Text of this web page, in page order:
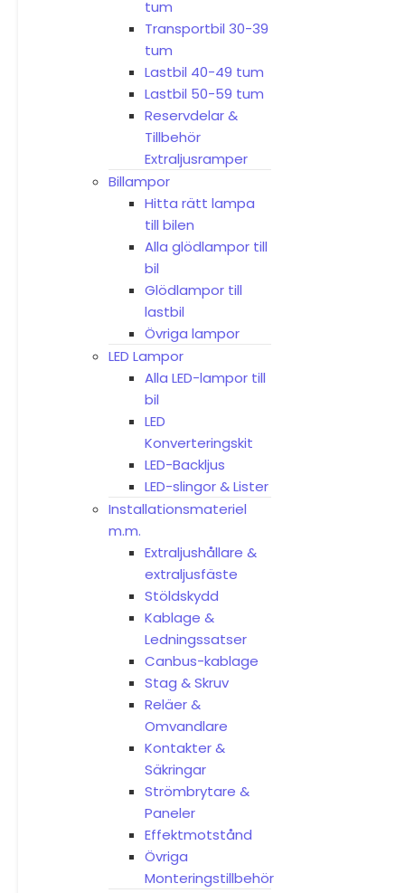
tum
Transportbil 30-39
tum
Lastbil 40-49 tum
Lastbil 50-59 tum
Reservdelar &
Tillbehör
Extraljusramper
Billampor
Hitta rätt lampa
till bilen
Alla glödlampor till
bil
Glödlampor till
lastbil
Övriga lampor
LED Lampor
Alla LED-lampor till
bil
LED
Konverteringskit
LED-Backljus
LED-slingor & Lister
Installationsmateriel
m.m.
Extraljushållare &
extraljusfäste
Stöldskydd
Kablage &
Ledningssatser
Canbus-kablage
Stag & Skruv
Reläer &
Omvandlare
Kontakter &
Säkringar
Strömbrytare &
Paneler
Effektmotstånd
Övriga
Monteringstillbehör